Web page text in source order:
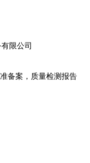
限公司
备案，质量检测报告